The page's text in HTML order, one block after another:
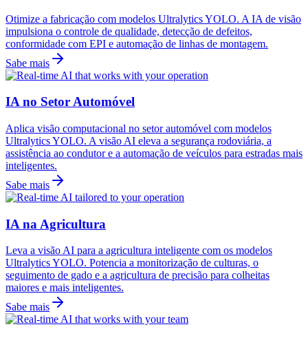
Otimize a fabricação com modelos Ultralytics YOLO. A IA de visão
impulsiona o controle de qualidade, detecção de defeitos,
conformidade com EPI e automação de linhas de montagem.
Sabe mais
IA no Setor Automóvel
Aplica visão computacional no setor automóvel com modelos
Ultralytics YOLO. A visão AI eleva a segurança rodoviária, a
assistência ao condutor e a automação de veículos para estradas mais
inteligentes.
Sabe mais
IA na Agricultura
Leva a visão AI para a agricultura inteligente com os modelos
Ultralytics YOLO. Potencia a monitorização de culturas, o
seguimento de gado e a agricultura de precisão para colheitas
maiores e mais inteligentes.
Sabe mais